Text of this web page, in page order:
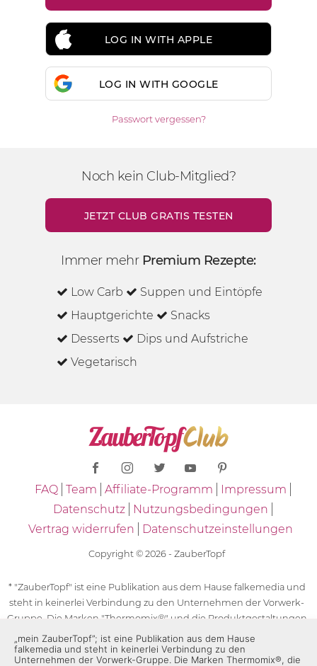
LOG IN WITH APPLE
LOG IN WITH GOOGLE
Passwort vergessen?
Noch kein Club-Mitglied?
JETZT CLUB GRATIS TESTEN
Immer mehr Premium Rezepte:
Low Carb
Suppen und Eintöpfe
Hauptgerichte
Snacks
Desserts
Dips und Aufstriche
Vegetarisch
FAQ Team Affiliate-Programm
Impressum
Datenschutz
Nutzungsbedingungen
Vertrag widerrufen
Datenschutzeinstellungen
Copyright © 2026 - ZauberTopf
* "ZauberTopf" ist eine Publikation aus dem Hause falkemedia und
steht in keinerlei Verbindung zu den Unternehmen der Vorwerk-
Gruppe. Die Marken "Thermomix®" und die Produktgestaltungen
des "Thermomix®" sind eingetragene Marken der Unternehmen
der Vorwerk-Gruppe. Die Marken Thermomix®, die Zeichen TM5®,
„mein ZauberTopf”; ist eine Publikation aus dem Hause
falkemedia und steht in keinerlei Verbindung zu den
Unternehmen der Vorwerk-Gruppe. Die Marken Thermomix®, die